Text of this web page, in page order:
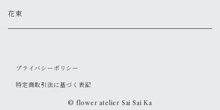
花束
プライバシーポリシー
特定商取引法に基づく表記
© flower atelier Sai Sai Ka